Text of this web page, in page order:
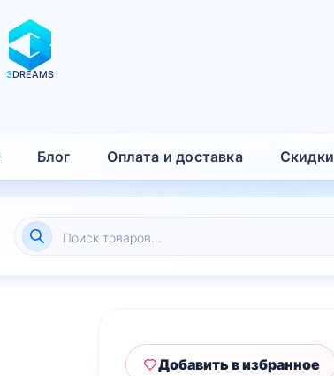
3DREAMS
Блог Оплата и доставка Скидки
Поиск
Добавить в избранное